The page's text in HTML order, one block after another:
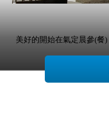
美好的開始在氣定晨參(餐)